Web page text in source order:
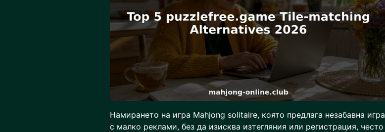
Намирането на игра Mahjong solitaire, която предлага незабавна игра
с малко реклами, без да изисква изтегляния или регистрация, често